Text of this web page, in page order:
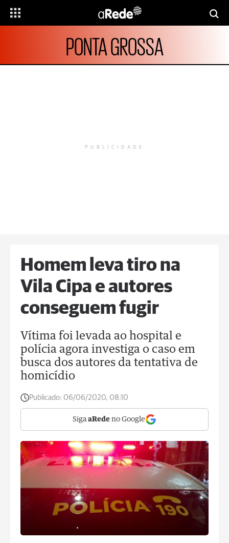
PONTA GROSSA
PUBLICIDADE
Homem leva tiro na
Vila Cipa e autores
conseguem fugir
Vítima foi levada ao hospital e
polícia agora investiga o caso em
busca dos autores da tentativa de
homicídio
Publicado: 06/06/2020, 08:10
Siga aRede no Google